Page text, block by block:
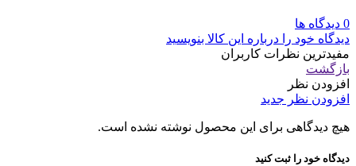
0 دیدگاه ها
دیدگاه خود را درباره این کالا بنویسید
مفیدترین نظرات کاربران
بازگشت
افزودن نظر
افزودن نظر جدید
هیچ دیدگاهی برای این محصول نوشته نشده است.
دیدگاه خود را ثبت کنید